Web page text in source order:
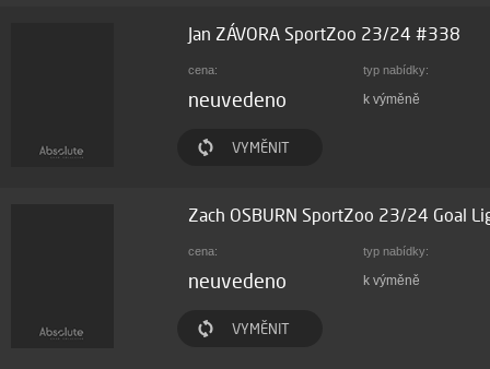
Jan ZÁVORA SportZoo 23/24 #338
cena: typ nabídky:
neuvedeno k výměně
VYMĚNIT
Zach OSBURN SportZoo 23/24 Goal
cena: typ nabídky:
neuvedeno k výměně
VYMĚNIT